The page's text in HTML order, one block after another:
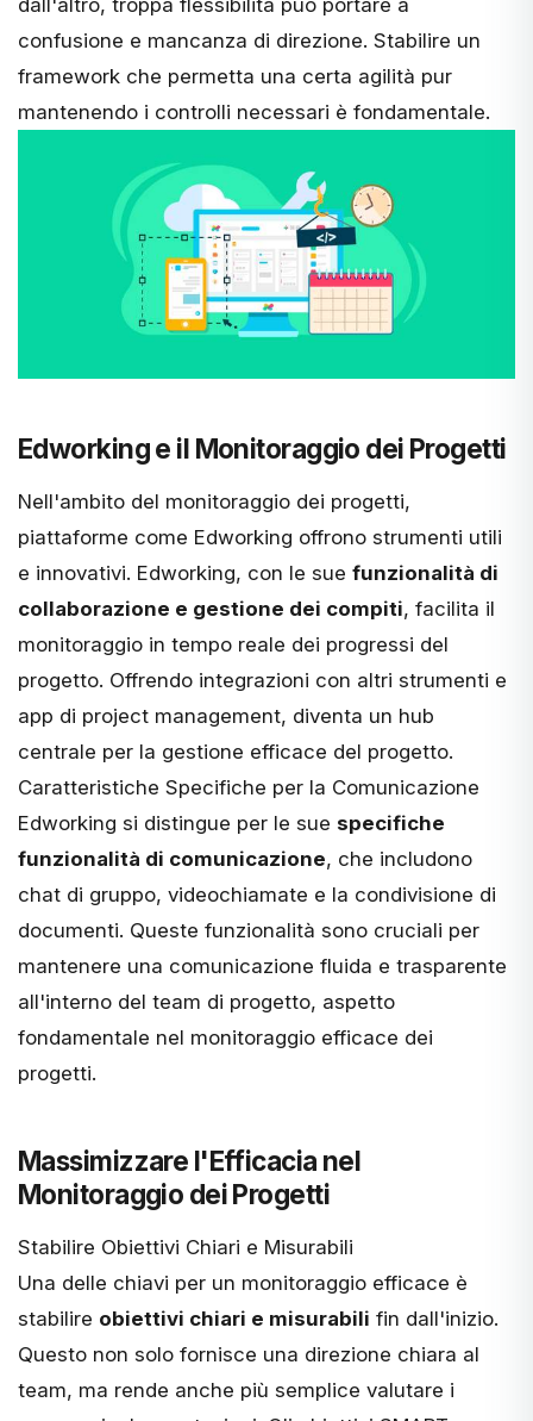
dall'altro, troppa flessibilità può portare a
confusione e mancanza di direzione. Stabilire un
framework che permetta una certa agilità pur
mantenendo i controlli necessari è fondamentale.
Edworking e il Monitoraggio dei Progetti
Nell'ambito del monitoraggio dei progetti,
piattaforme come Edworking offrono strumenti utili
e innovativi. Edworking, con le sue funzionalità di
collaborazione e gestione dei compiti, facilita il
monitoraggio in tempo reale dei progressi del
progetto. Offrendo integrazioni con altri strumenti e
app di project management, diventa un hub
centrale per la gestione efficace del progetto.
Caratteristiche Specifiche per la Comunicazione
Edworking si distingue per le sue specifiche
funzionalità di comunicazione, che includono
chat di gruppo, videochiamate e la condivisione di
documenti. Queste funzionalità sono cruciali per
mantenere una comunicazione fluida e trasparente
all'interno del team di progetto, aspetto
fondamentale nel monitoraggio efficace dei
progetti.
Massimizzare l'Efficacia nel
Monitoraggio dei Progetti
Stabilire Obiettivi Chiari e Misurabili
Una delle chiavi per un monitoraggio efficace è
stabilire obiettivi chiari e misurabili fin dall'inizio.
Questo non solo fornisce una direzione chiara al
team, ma rende anche più semplice valutare i